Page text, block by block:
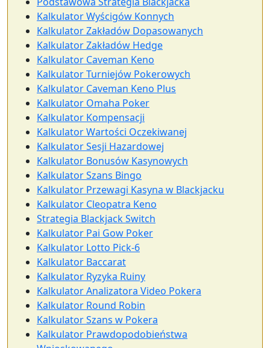
Kalkulator Wyścigów Konnych
Kalkulator Zakładów Dopasowanych
Kalkulator Zakładów Hedge
Kalkulator Caveman Keno
Kalkulator Turniejów Pokerowych
Kalkulator Caveman Keno Plus
Kalkulator Omaha Poker
Kalkulator Kompensacji
Kalkulator Wartości Oczekiwanej
Kalkulator Sesji Hazardowej
Kalkulator Bonusów Kasynowych
Kalkulator Szans Bingo
Kalkulator Przewagi Kasyna w Blackjacku
Kalkulator Cleopatra Keno
Strategia Blackjack Switch
Kalkulator Pai Gow Poker
Kalkulator Lotto Pick-6
Kalkulator Baccarat
Kalkulator Ryzyka Ruiny
Kalkulator Analizatora Video Pokera
Kalkulator Round Robin
Kalkulator Szans w Pokera
Kalkulator Prawdopodobieństwa